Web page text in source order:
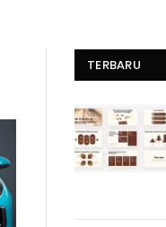
TERBARU